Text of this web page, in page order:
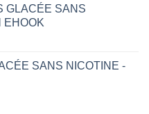
GLACÉE SANS
EHOOK
SANS NICOTINE -